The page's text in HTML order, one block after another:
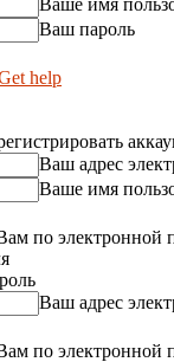
Ваш пароль
help
Ваш адрес
Ваше имя
по электронной
Ваш адрес
по электронной